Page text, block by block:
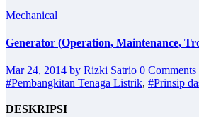
Mechanical
Generator (Operation, Maintenance,
Mar 24, 2014 by Rizki Satrio 0 Comments
#Pembangkitan Tenaga Listrik, #Prinsip
DESKRIPSI